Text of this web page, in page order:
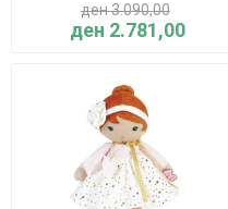
ден 3.090,00
ден 2.781,00